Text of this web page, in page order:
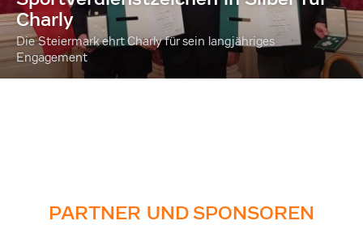
Charly
Die Steiermark ehrt Charly für sein langjähriges
Engagement
PARTNER UND SPONSOREN